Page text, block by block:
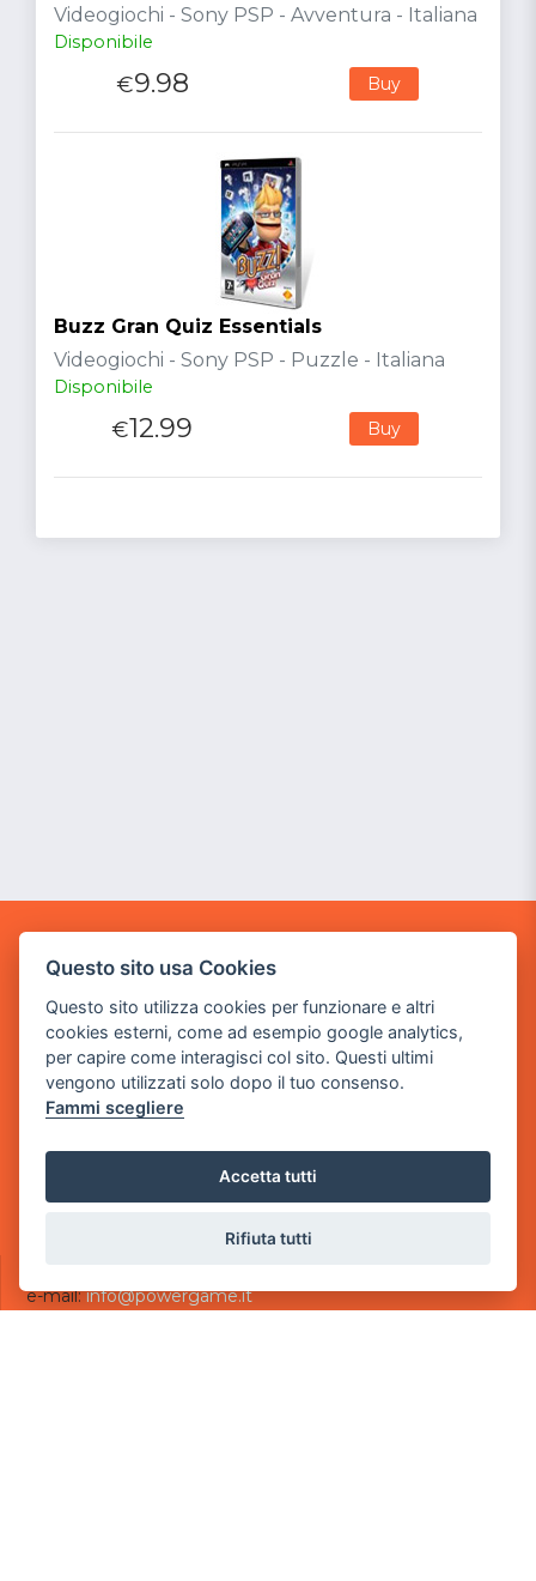
Videogiochi - Sony PSP - Avventura - Italiana
Disponibile
€9.98 Buy
Buzz Gran Quiz Essentials
Videogiochi - Sony PSP - Puzzle - Italiana
Disponibile
€12.99 Buy
GAME WARP
BY POWER GAME SRL
Sede Legale
via Villaggio dei Platani, 3
- 25014 Castenedolo, Brescia
via Industriale, 2 - 25082 Botticino, BS
Partita iva 03308130982
e-mail:info@powergame.it
Questo sito usa Cookies
Questo sito utilizza cookies per funzionare e altri
cookies esterni, come ad esempio google analytics,
per capire come interagisci col sito. Questi ultimi
vengono utilizzati solo dopo il tuo consenso.
Fammi scegliere
Accetta tutti
Rifiuta tutti